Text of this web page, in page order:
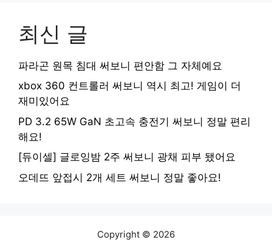
최신 글
파라곤 원목 침대 써보니 편안함 그 자체예요
xbox 360 컨트롤러 써보니 역시 최고! 게임이 더
재미있어요
PD 3.2 65W GaN 초고속 충전기 써보니 정말 편리
해요!
[듀이셀] 글로잉밤 2주 써보니 광채 피부 됐어요
오데뜨 앞접시 2개 세트 써보니 정말 좋아요!
Copyright © 2026